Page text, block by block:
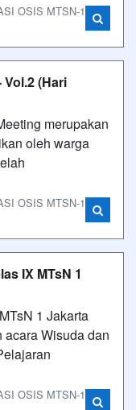
OSIS MTSN-1
Vol.2 (Hari
merupakan
oleh warga
OSIS MTSN-1
IX MTsN 1
1 Jakarta
Wisuda dan
OSIS MTSN-1